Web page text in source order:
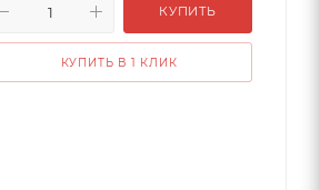
КУПИТЬ
КУПИТЬ В 1 КЛИК